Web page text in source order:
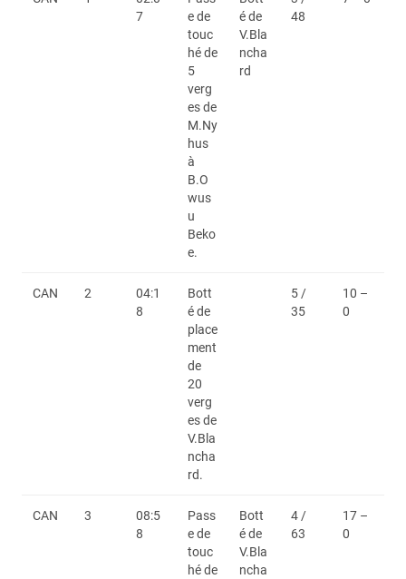
7
e de
touc
hé de
5
verg
es de
M.Ny
hus
à
B.O
wus
u
Beko
e.
é de
V.Bla
ncha
rd
48
CAN 2
04:1
8
Bott
é de
place
ment
de
20
verg
es de
V.Bla
ncha
rd.
5 /
35
10 –
0
CAN 3
08:5
8
Pass
e de
touc
hé de
Bott
é de
V.Bla
ncha
4 /
63
17 –
0